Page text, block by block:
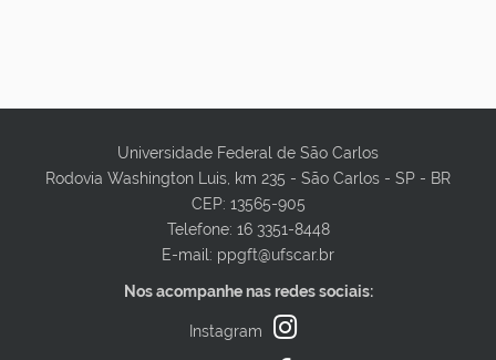
Universidade Federal de São Carlos
Rodovia Washington Luis, km 235 - São Carlos - SP - BR
CEP: 13565-905
Telefone: 16 3351-8448
E-mail: ppgft@ufscar.br
Nos acompanhe nas redes sociais:
Instagram